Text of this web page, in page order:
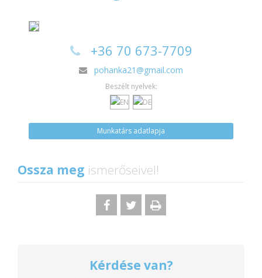
+36 70 673-7709
pohanka21@gmail.com
Beszélt nyelvek:
Munkatárs adatlapja
Ossza meg ismerőseivel!
Kérdése van?